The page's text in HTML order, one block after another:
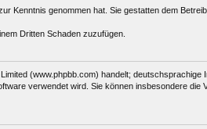
Kenntnis genommen hat. Sie gestatten dem
Dritten Schaden zuzufügen.
(www.phpbb.com) handelt; deutschsprachige
verwendet wird. Sie können insbesondere die